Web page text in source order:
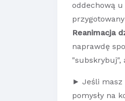
oddechową
Reanimacja
naprawdę
"subskrybuj",
► Jeśli masz
pomysły na